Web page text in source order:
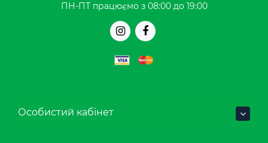
ПН-ПТ працюємо з 08:00 до 19:00
Особистий кабінет